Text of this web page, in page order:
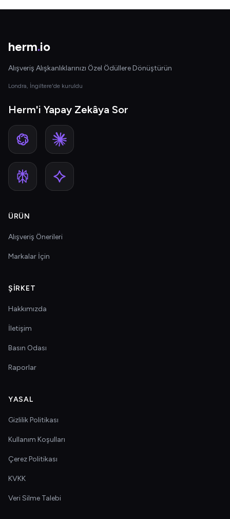
herm.io
Alışveriş Alışkanlıklarınızı Özel Ödüllere Dönüştürün
Londra, İngiltere'de kuruldu
Herm'i Yapay Zekâya Sor
ÜRÜN
Alışveriş Önerileri
Markalar İçin
ŞIRKET
Hakkımızda
İletişim
Basın Odası
Raporlar
YASAL
Gizlilik Politikası
Kullanım Koşulları
Çerez Politikası
KVKK
Veri Silme Talebi